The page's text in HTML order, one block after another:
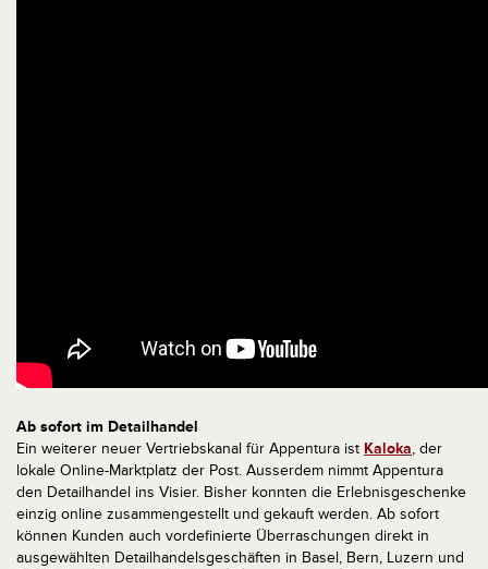
Ab sofort im Detailhandel
Ein weiterer neuer Vertriebskanal für Appentura ist Kaloka, der
lokale Online-Marktplatz der Post. Ausserdem nimmt Appentura
den Detailhandel ins Visier. Bisher konnten die Erlebnisgeschenke
einzig online zusammengestellt und gekauft werden. Ab sofort
können Kunden auch vordefinierte Überraschungen direkt in
ausgewählten Detailhandelsgeschäften in Basel, Bern, Luzern und